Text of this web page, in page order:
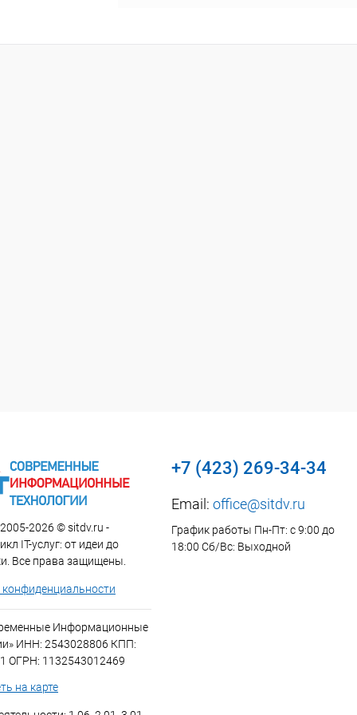
2026 © sitdv.ru -
IT-услуг: от идеи до
Все права защищены.
Информационные
ИНН: 2543028806 КПП:
ОГРН: 1132543012469
на карте
+7 (423) 269-34-34
Email: office@sitdv.ru
График работы Пн-Пт: с 9:00 до
18:00 Сб/Вс: Выходной